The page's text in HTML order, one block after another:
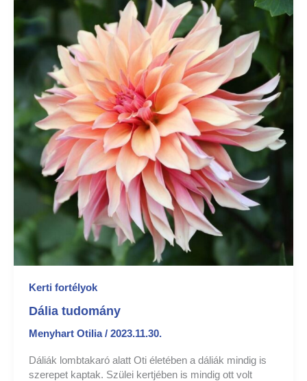
Kerti fortélyok
Dália tudomány
Menyhart Otilia/ 2023.11.30.
Dáliák lombtakaró alatt Oti életében a dáliák mindig is
szerepet kaptak. Szülei kertjében is mindig ott volt